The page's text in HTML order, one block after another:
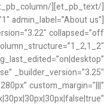
admin_label=”About us”
_builder_version=”3.25″
custom_margin=”|||”